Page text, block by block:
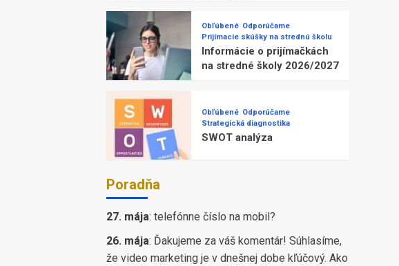
Obľúbené Odporúčame
Prijímacie skúšky na strednú školu
Informácie o prijímačkách
na stredné školy 2026/2027
Obľúbené Odporúčame
Strategická diagnostika
SWOT analýza
Poradňa
27. mája: telefónne číslo na mobil?
26. mája: Ďakujeme za váš komentár! Súhlasíme,
že video marketing je v dnešnej dobe kľúčový. Ako